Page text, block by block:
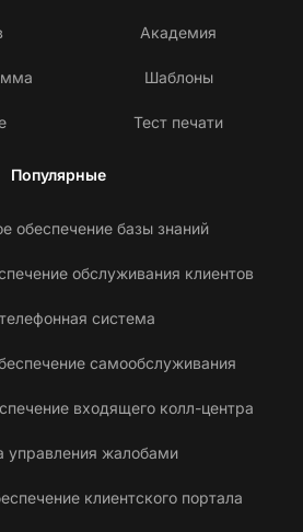
Академия
Шаблоны
Тест печати
Популярные
обеспечение базы знаний
обслуживания клиентов
система
самообслуживания
входящего колл-центра
управления жалобами
клиентского портала